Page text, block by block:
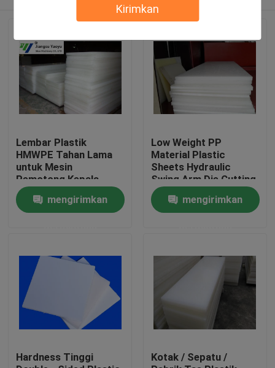
Kirimkan
Rumah
Tentang kami
Lembar Plastik
HMWPE Tahan Lama
untuk Mesin
Pemotong Kepala
Hidrolik
mengirimkan
Low Weight PP
Material Plastic
Sheets Hydraulic
Swing Arm Die Cutting
Machine
mengirimkan
Hardness Tinggi
Kotak / Sepatu /